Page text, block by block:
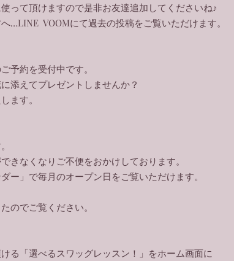
って頂けますので是非お友達追加してくださいね♪
…LINE VOOMにて過去の投稿をご覧いただけます。
予約を受付中です。
添えてプレゼントしませんか？
ます。
きなくなりご不便をおかけしております。
ー」で毎月のオープン日をご覧いただけます。
のでご覧ください。
る「選べるスワッグレッスン！」をホーム画面に